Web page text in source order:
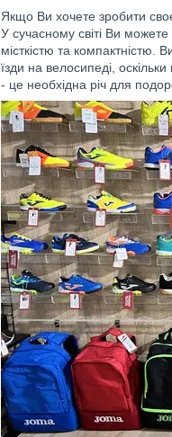
Якщо Ви хочете зробити
У сучасному світі Ви
місткістю та компактністю.
їзди на велосипеді,
- це необхідна річ для